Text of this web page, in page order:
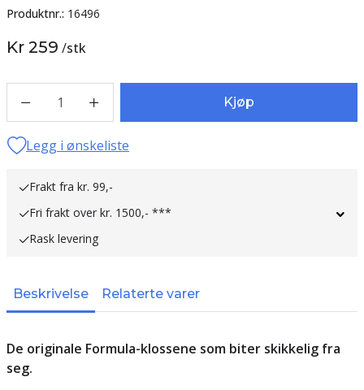
Produktnr.: 16496
Kr 259 /stk
1 Kjøp
Legg i ønskeliste
Frakt fra kr. 99,-
Fri frakt over kr. 1500,- ***
Rask levering
Beskrivelse Relaterte varer
De originale Formula-klossene som biter skikkelig fra
seg.